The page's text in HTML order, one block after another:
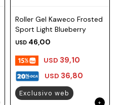
Roller Gel Kaweco Frosted
Sport Light Blueberry
USD 46,00
USD 36,80
USD 39,10
Exclusivo web